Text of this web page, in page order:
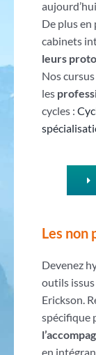
De plus en
cabinets
leurs
Nos
les
cycles :
Les non
Devenez
outils
Erickson.
spécifique
en